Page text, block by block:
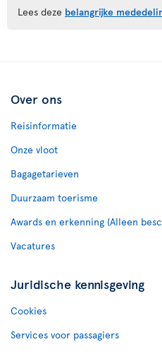
Lees deze belangrijke
Over ons
Reisinformatie
Onze vloot
Bagagetarieven
Duurzaam toerisme
Awards en erkenning (Alleen
Vacatures
Juridische kennisgeving
Cookies
Services voor passagiers